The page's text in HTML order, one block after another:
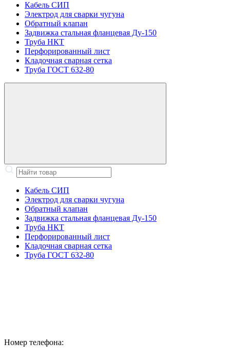
Кабель СИП
Электрод для сварки чугуна
Обратный клапан
Задвижка стальная фланцевая Ду-150
Труба НКТ
Перфорированный лист
Кладочная сварная сетка
Труба ГОСТ 632-80
Кабель СИП
Электрод для сварки чугуна
Обратный клапан
Задвижка стальная фланцевая Ду-150
Труба НКТ
Перфорированный лист
Кладочная сварная сетка
Труба ГОСТ 632-80
Номер телефона: